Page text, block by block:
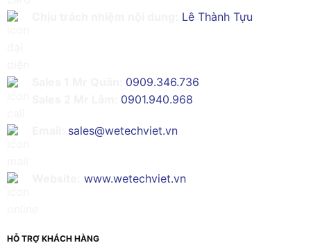
Lê Thành Tựu
0909.346.736
0901.940.968
sales@wetechviet.vn
www.wetechviet.vn
HỖ TRỢ KHÁCH HÀNG